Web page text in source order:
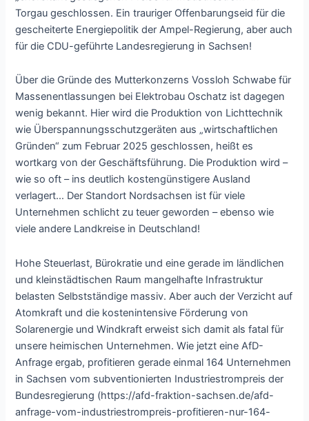
Torgau geschlossen. Ein trauriger Offenbarungseid für die
gescheiterte Energiepolitik der Ampel-Regierung, aber auch
für die CDU-geführte Landesregierung in Sachsen!
Über die Gründe des Mutterkonzerns Vossloh Schwabe für
Massenentlassungen bei Elektrobau Oschatz ist dagegen
wenig bekannt. Hier wird die Produktion von Lichttechnik
wie Überspannungsschutzgeräten aus „wirtschaftlichen
Gründen“ zum Februar 2025 geschlossen, heißt es
wortkarg von der Geschäftsführung. Die Produktion wird –
wie so oft – ins deutlich kostengünstigere Ausland
verlagert… Der Standort Nordsachsen ist für viele
Unternehmen schlicht zu teuer geworden – ebenso wie
viele andere Landkreise in Deutschland!
Hohe Steuerlast, Bürokratie und eine gerade im ländlichen
und kleinstädtischen Raum mangelhafte Infrastruktur
belasten Selbstständige massiv. Aber auch der Verzicht auf
Atomkraft und die kostenintensive Förderung von
Solarenergie und Windkraft erweist sich damit als fatal für
unsere heimischen Unternehmen. Wie jetzt eine AfD-
Anfrage ergab, profitieren gerade einmal 164 Unternehmen
in Sachsen vom subventionierten Industriestrompreis der
Bundesregierung (https://afd-fraktion-sachsen.de/afd-
anfrage-vom-industriestrompreis-profitieren-nur-164-